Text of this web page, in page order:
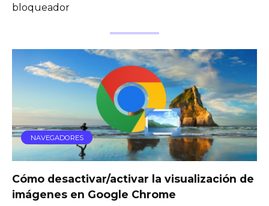
bloqueador
NAVEGADORES
Cómo desactivar/activar la visualización de
imágenes en Google Chrome